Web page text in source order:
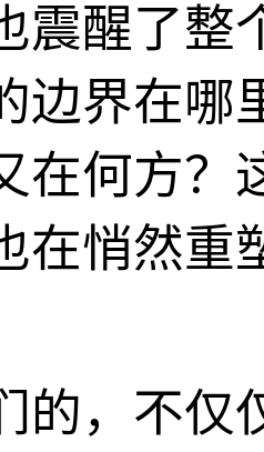
震醒了整
边界在哪
在何方？
在悄然重
的，不仅